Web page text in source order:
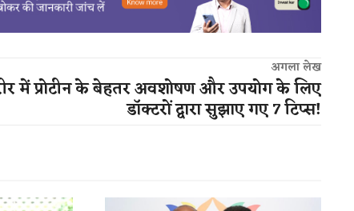
अगला लेख
में प्रोटीन के बेहतर अवशोषण और उपयोग के लिए
डॉक्टरों द्वारा सुझाए गए 7 टिप्स​!